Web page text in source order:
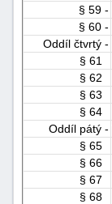
§ 59 -
§ 60 -
Oddíl čtvrtý -
§ 61
§ 62
§ 63
§ 64
Oddíl pátý -
§ 65
§ 66
§ 67
§ 68